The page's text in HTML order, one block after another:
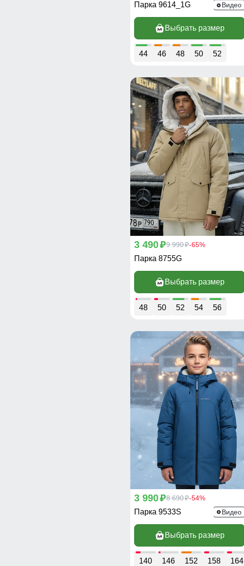
Парка 9614_1G Видео
Выбрать размер
44 46 48 50 52
3 490p9 990p-65%
Парка 8755G
Выбрать размер
48 50 52 54 56
3 990p8 690p-54%
Парка 9533S Видео
Выбрать размер
140 146 152 158 164